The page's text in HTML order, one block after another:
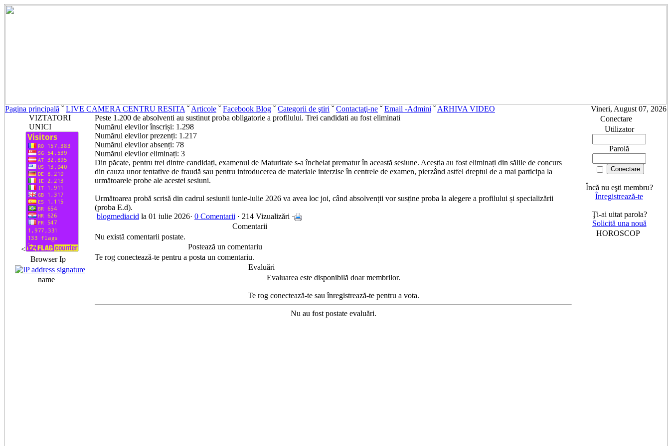
Pagina principală ˇLIVE CAMERA CENTRU RESITA ˇArticole ˇFacebook Blog ˇCategorii de ştiri ˇContactaţi-ne ˇEmail -Admini ˇARHIVA VIDEO
Vineri, August 07, 2026
VIZTATORI
UNICI
<
Browser Ip
name
Peste 1.200 de absolventi au sustinut proba obligatorie a profilului. Trei candidati au fost eliminati
​Numărul elevilor înscriși: 1.298
​Numărul elevilor prezenți: 1.217
​Numărul elevilor absenți: 78
​Numărul elevilor eliminați: 3
​Din păcate, pentru trei dintre candidați, examenul de Maturitate s-a încheiat prematur în această sesiune. Aceștia au fost eliminați din sălile de concurs
din cauza unor tentative de fraudă sau pentru introducerea de materiale interzise în centrele de examen, pierzând astfel dreptul de a mai participa la
următoarele probe ale acestei sesiuni.
​Următoarea probă scrisă din cadrul sesiunii iunie-iulie 2026 va avea loc joi, când absolvenții vor susține proba la alegere a profilului și specializării
(proba E.d).
blogmediacid la 01 iulie 2026· 0 Comentarii · 214 Vizualizări ·
Comentarii
Nu există comentarii postate.
Postează un comentariu
Te rog conectează-te pentru a posta un comentariu.
Evaluări
Evaluarea este disponibilă doar membrilor.
Te rog conectează-te sau înregistrează-te pentru a vota.
Nu au fost postate evaluări.
Conectare
Utilizator
Parolă
Încă nu eşti membru?
Înregistrează-te
Ţi-ai uitat parola?
Solicită una nouă
HOROSCOP